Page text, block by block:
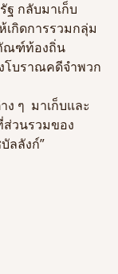
กลับมาเก็บ
เกิดการรวมกลุ่ม
ณฑ์ท้องถิ่น
โบราณคดีจำพวก
ง ๆ  มาเก็บและ
วนรวมของ
ลลังก์”